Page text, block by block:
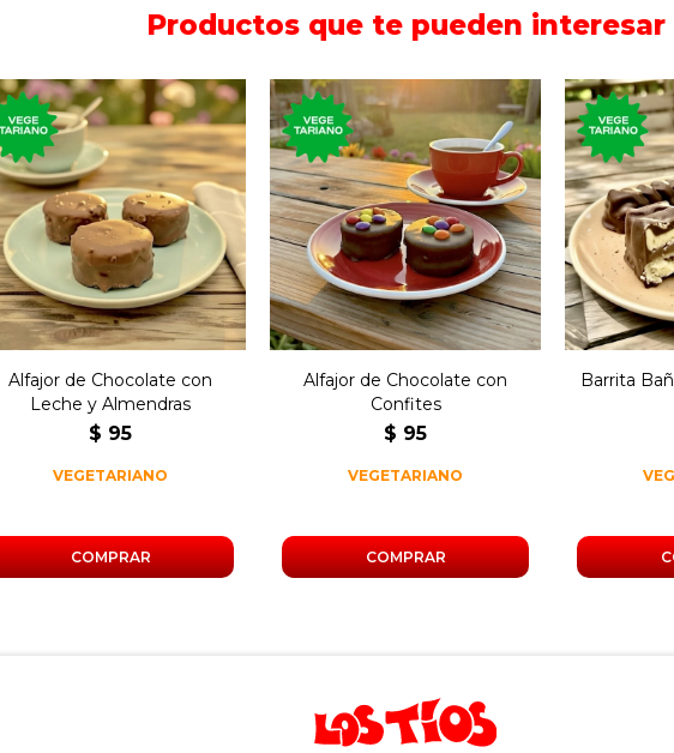
Productos que te pueden interesar
El tradicional postre dulce,
de chocolate, relleno de
dulce de leche y
almendras.
Alfajor de Chocolate con
Leche y Almendras
$ 95
VEGETARIANO
El tradicional postre dulce,
de chocolate, relleno de
dulce de leche con
topping de confites.
Alfajor de Chocolate con
Confites
$ 95
VEGETARIANO
Barra de
de
dulce de
Barrita